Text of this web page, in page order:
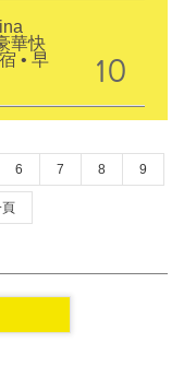
華快
• 早
10
6 7 8 9